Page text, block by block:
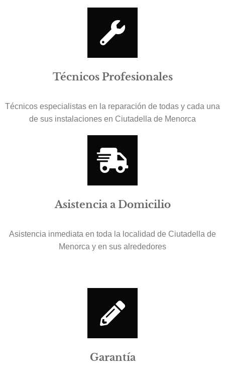
Técnicos Profesionales
Técnicos especialistas en la reparación de todas y cada una
de sus instalaciones en Ciutadella de Menorca
Asistencia a Domicilio
Asistencia inmediata en toda la localidad de Ciutadella de
Menorca y en sus alrededores
Garantía